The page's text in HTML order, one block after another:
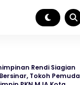
Rendi Siagian
Tokoh Pemuda